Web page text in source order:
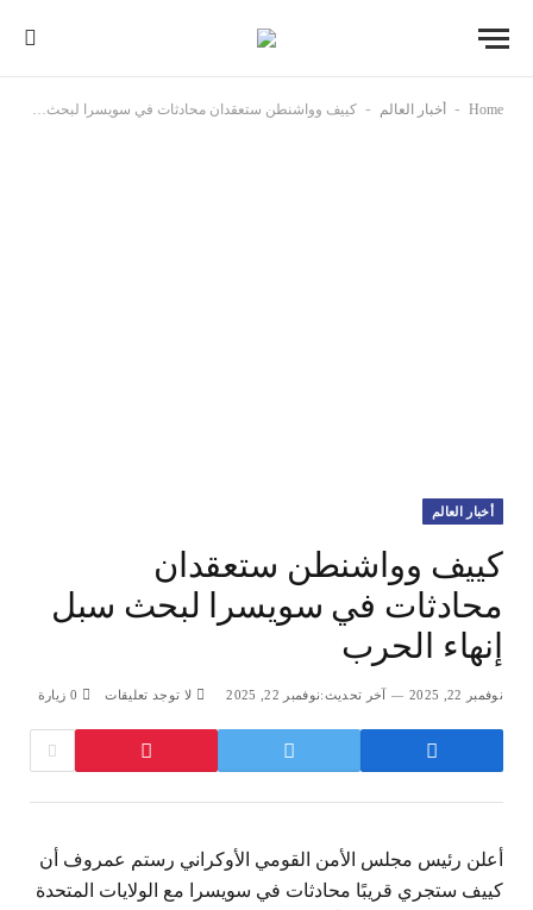
Home
- أخبار العالم - كييف وواشنطن ستعقدان محادثات في سويسرا لبحث سبل إنهاء الحرب
أخبار العالم
كييف وواشنطن ستعقدان
محادثات في سويسرا لبحث سبل
إنهاء الحرب
نوفمبر 22, 2025 آخر تحديث:نوفمبر 22, 2025 لا توجد تعليقات 0 زيارة
أعلن رئيس مجلس الأمن القومي الأوكراني رستم عمروف أن
كييف ستجري قريبًا محادثات في سويسرا مع الولايات المتحدة